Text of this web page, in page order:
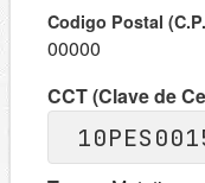
Codigo Postal
00000
CCT (Clave de